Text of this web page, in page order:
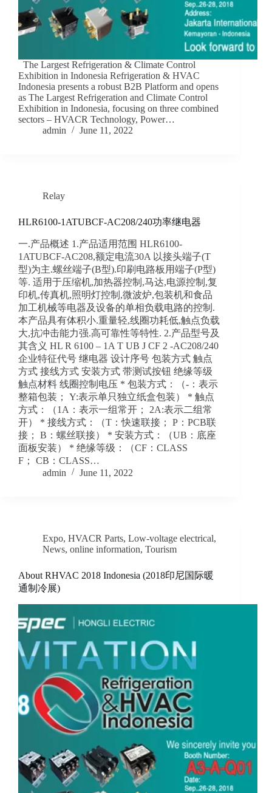
The Largest Refrigeration & Climate Control
Exhibition in Indonesia Refrigeration & HVAC
Indonesia presents a robust B2B Platform and opens
as The Largest Refrigeration and Climate Control
Exhibition in Indonesia, focusing on three combined
sectors – HVACR Technology, Power…
admin
June 11, 2022
Relay
HLR6100-1ATUBCF-AC208/240功率继电器
一.产品概述 1.产品适用范围 HLR6100-
1ATUBCF-AC208,额定电流30A 以接头端子(T
型)为主.螺丝端子(B型).印刷电路板用端子(P型)
等. 适用于压缩机,加热器控制,马达,电源控制,复
印机,传真机,照明灯控制,微波炉,包装机和食品
加工机械等电器及设备的单相负载电路的控制.
本产品具有体积小.重量轻,线圈功耗低,触点负载
大,抗冲击能力强.高可靠性等特性. 2.产品型号及
其含义 HL R 6100 – 1A T UB J CF 2 -AC208/240
企业特征代号 继电器 设计序号 包装方式 触点
方式 接线方式 安装方式 带测试按钮 绝缘等级
触点材料 线圈控制电压 * 包装方式：（-：表示
整箱包装； Y:表示单只独立纸盒包装） * 触点
方式：（1A：表示一组常开； 2A:表示二组常
开） * 接线方式：（T：快速联接； P：PCB联
接； B：螺丝联接） * 安装方式：（UB：底座
面板安装） * 绝缘等级：（CF：CLASS
F； CB：CLASS…
admin
June 11, 2022
Expo, HVACR Parts, Low-voltage electrical,
News, online information, Tourism
About RHVAC 2018 Indonesia (2018印尼国际暖
通制冷展)